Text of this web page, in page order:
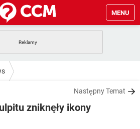
MENU
FACEBOOK
TIKTOK
Następny Temat
zniknęły ikony